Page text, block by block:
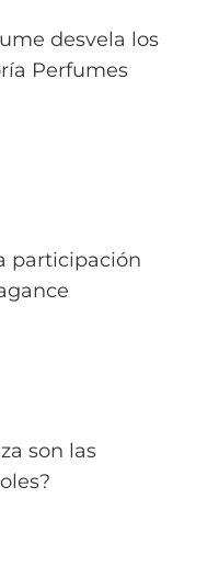
desvela los
Perfumes
participación
son las